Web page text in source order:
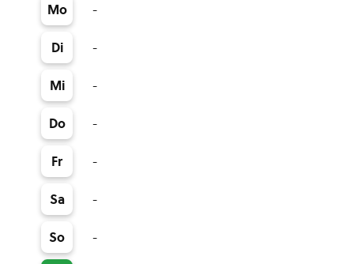
Mo -
Di -
Mi -
Do -
Fr -
Sa -
So -